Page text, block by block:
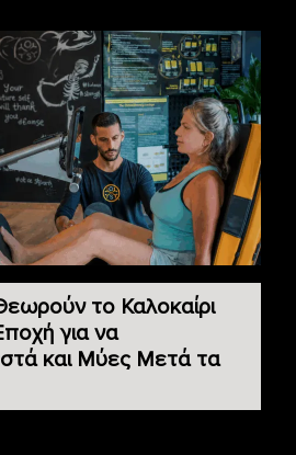
Θεωρούν το Καλοκαίρι
για να
και Μύες Μετά τα